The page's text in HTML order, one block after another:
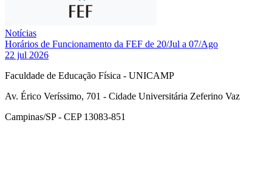
Notícias
Horários de Funcionamento da FEF de 20/Jul a 07/Ago
22 jul 2026
Faculdade de Educação Física - UNICAMP
Av. Érico Veríssimo, 701 - Cidade Universitária Zeferino Vaz
Campinas/SP - CEP 13083-851